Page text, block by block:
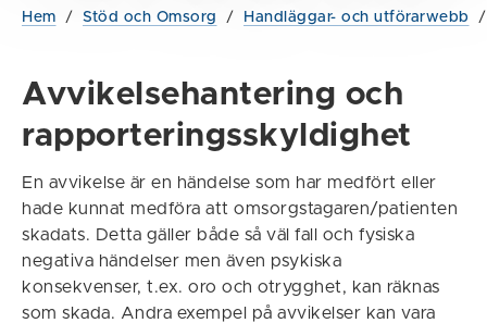
Hem / Stöd och Omsorg / Handläggar- och utförarwebb
Avvikelsehantering och
rapporteringsskyldighet
En avvikelse är en händelse som har medfört eller
hade kunnat medföra att omsorgstagaren/patienten
skadats. Detta gäller både så väl fall och fysiska
negativa händelser men även psykiska
konsekvenser, t.ex. oro och otrygghet, kan räknas
som skada. Andra exempel på avvikelser kan vara